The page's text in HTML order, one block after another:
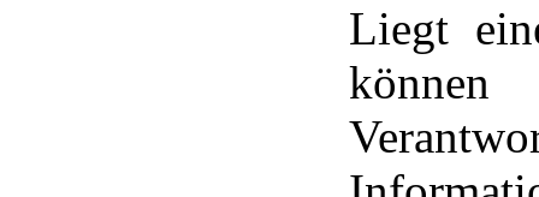
Liegt